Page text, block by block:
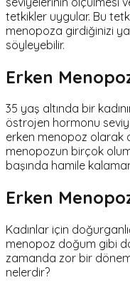
tetkikler uygular. Bu
menopoza girdiğinizi
söyleyebilir.
Erken
35 yaş altında bir
östrojen hormonu
erken menopoz olarak
menopozun birçok
başında hamile
Erken
Kadınlar için
menopoz doğum gibi
zamanda zor bir
nelerdir?